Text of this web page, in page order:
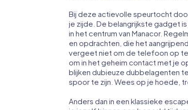
Bij deze actievolle speurtocht
je zijde. De belangrijkste gadget
in het centrum van Manacor.
en opdrachten, die het
vergeet niet om de telefoon op te
om in het geheim contact met je
blijken dubieuze dubbelagenten
spoor te zijn. Wees op je hoede,
Anders dan in een klassieke